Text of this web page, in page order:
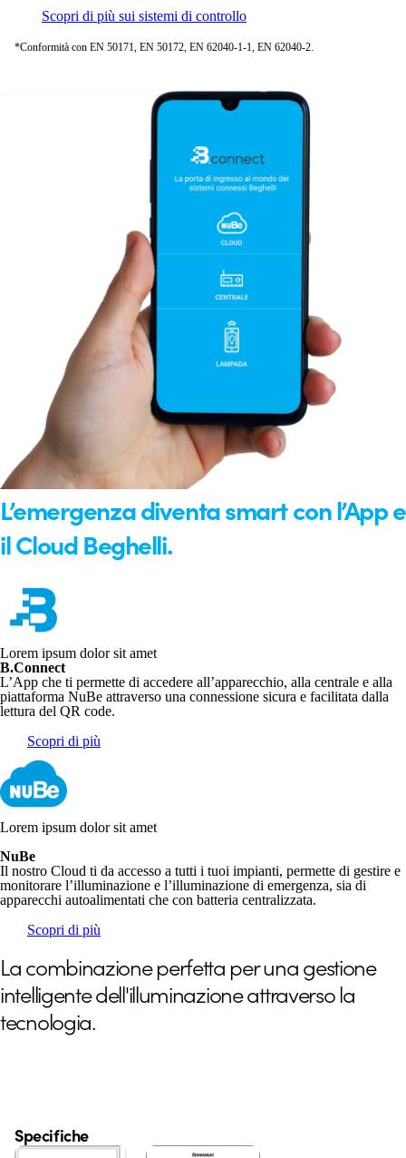
Scopri di più sui sistemi di controllo
*Conformità con EN 50171, EN 50172, EN 62040-1-1, EN 62040-2.
L’emergenza diventa smart con l’App e
il Cloud Beghelli.
Lorem ipsum dolor sit amet
B.Connect
L’App che ti permette di accedere all’apparecchio, alla centrale e alla
piattaforma NuBe attraverso una connessione sicura e facilitata dalla
lettura del QR code.
Scopri di più
Lorem ipsum dolor sit amet
NuBe
Il nostro Cloud ti da accesso a tutti i tuoi impianti, permette di gestire e
monitorare l’illuminazione e l’illuminazione di emergenza, sia di
apparecchi autoalimentati che con batteria centralizzata.
Scopri di più
La combinazione perfetta per una gestione
intelligente dell'illuminazione attraverso la
tecnologia.
Specifiche